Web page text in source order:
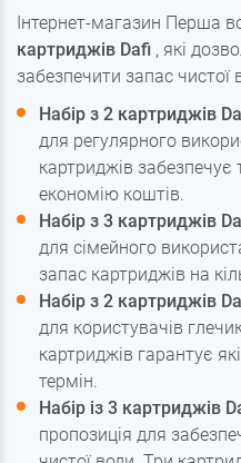
Інтернет-магазин Перша
картриджів Dafi , які
забезпечити запас
Набір з 2 картриджів
для регулярного
картриджів
економію коштів.
Набір з 3 картриджів
для сімейного
запас картриджів на
Набір з 2 картриджів
для користувачів
картриджів гарантує
термін.
Набір із 3 картриджів
пропозиція для